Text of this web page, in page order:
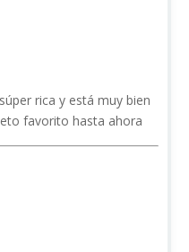
rica y está muy bien
favorito hasta ahora